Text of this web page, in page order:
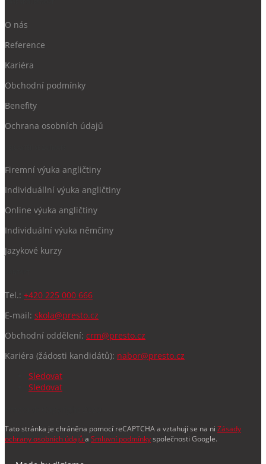
O nás
Reference
Kariéra
Obchodní podmínky
Benefity
Ochrana osobních údajů
Firemní výuka angličtiny
Individuállní výuka angličtiny
Online výuka angličtiny
Individuální výuka němčiny
Jazykové kurzy
Tel.: +420 225 000 666
E-mail: skola@presto.cz
Obchodní oddělení: crm@presto.cz
Kariéra (žádosti kandidátů): nabor@presto.cz
Sledovat
Sledovat
Tato stránka je chráněna pomocí reCAPTCHA a vztahují se na ni Zásady
ochrany osobních údajůa Smluvní podmínkyspolečnosti Google.